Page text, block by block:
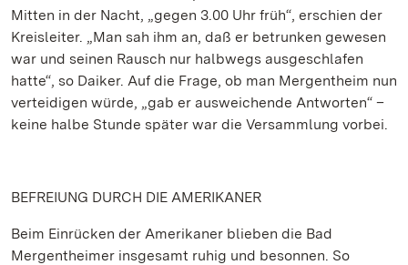
Mitten in der Nacht, „gegen 3.00 Uhr früh“, erschien der
Kreisleiter. „Man sah ihm an, daß er betrunken gewesen
war und seinen Rausch nur halbwegs ausgeschlafen
hatte“, so Daiker. Auf die Frage, ob man Mergentheim nun
verteidigen würde, „gab er ausweichende Antworten“ –
keine halbe Stunde später war die Versammlung vorbei.
BEFREIUNG DURCH DIE AMERIKANER
Beim Einrücken der Amerikaner blieben die Bad
Mergentheimer insgesamt ruhig und besonnen. So